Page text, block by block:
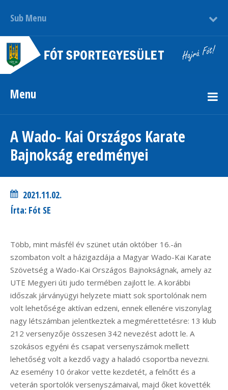
Sub Menu
Menu
A Wado- Kai Országos Karate
Bajnokság eredményei
2021.11.02.
Írta: Fót SE
Több, mint másfél év szünet után október 16.-án
szombaton volt a házigazdája a Magyar Wado-Kai Karate
Szövetség a Wado-Kai Országos Bajnokságnak, amely az
UTE Megyeri úti judo termében zajlott le. A korábbi
időszak járványügyi helyzete miatt sok sportolónak nem
volt lehetősége aktívan edzeni, ennek ellenére viszonylag
nagy létszámban jelentkeztek a megmérettetésre: 13 klub
212 versenyzője összesen 342 nevezést adott le. A
szokásos egyéni és csapat versenyszámok mellett
lehetőség volt a kezdő vagy a haladó csoportba nevezni.
Az esemény 10 órakor vette kezdetét, a felnőtt és a
veterán sportolók versenyszámaival, majd őket követték